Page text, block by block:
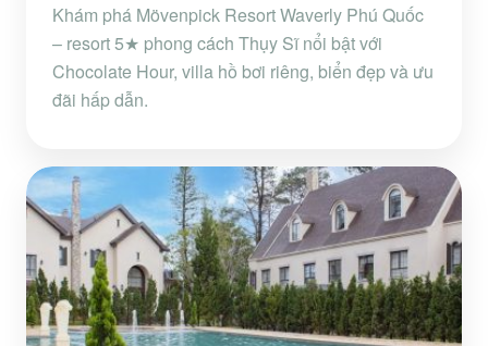
Khám phá Mövenpick Resort Waverly Phú Quốc
– resort 5★ phong cách Thụy Sĩ nổi bật với
Chocolate Hour, villa hồ bơi riêng, biển đẹp và ưu
đãi hấp dẫn.